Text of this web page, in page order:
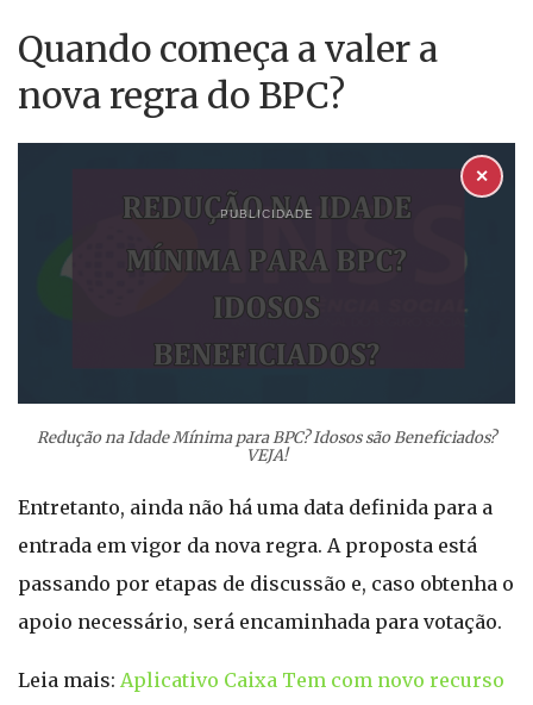
Quando começa a valer a
nova regra do BPC?
PUBLICIDADE
✕
Redução na Idade Mínima para BPC? Idosos são Beneficiados?
VEJA!
Entretanto, ainda não há uma data definida para a
entrada em vigor da nova regra. A proposta está
passando por etapas de discussão e, caso obtenha o
apoio necessário, será encaminhada para votação.
Leia mais: Aplicativo Caixa Tem com novo recurso